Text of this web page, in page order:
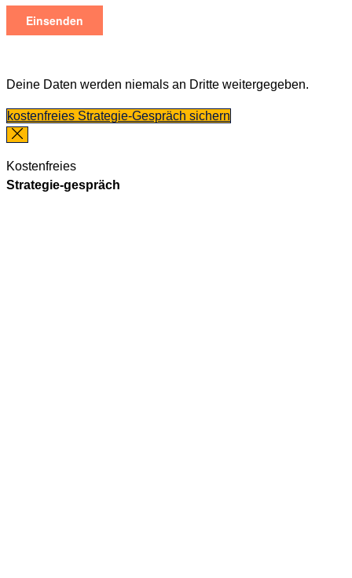
Deine Daten werden niemals an Dritte weitergegeben.
kostenfreies Strategie-Gespräch sichern
Kostenfreies
Strategie-gespräch